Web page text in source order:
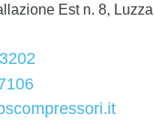
Est n. 8,